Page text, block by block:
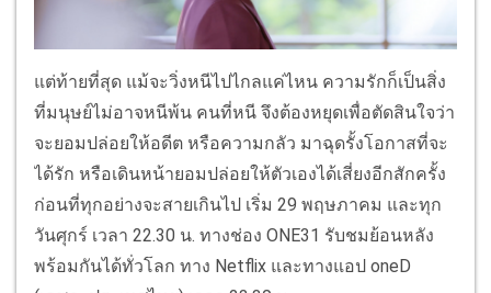
แต่ท้ายที่สุด แม้จะวิ่งหนีไปไกลแค่ไหน ความรักก็เป็นสิ่ง
ที่มนุษย์ไม่อาจหนีพ้น คนที่หนี จึงต้องหยุดเพื่อตัดสินใจว่า
จะยอมปล่อยให้อดีต หรือความกลัว มาฉุดรั้งโอกาสที่จะ
ได้รัก หรือเดินหน้ายอมปล่อยให้ตัวเองได้เสี่ยงอีกสักครั้ง
ก่อนที่ทุกอย่างจะสายเกินไป เริ่ม 29 พฤษภาคม และทุก
วันศุกร์ เวลา 22.30 น. ทางช่อง ONE31 รับชมย้อนหลัง
พร้อมกันได้ทั่วโลก ทาง Netflix และทางแอป oneD